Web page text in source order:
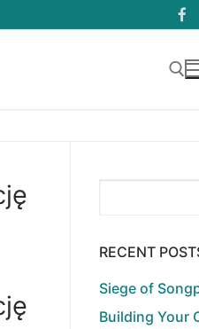
RECENT
Siege of
Building Your